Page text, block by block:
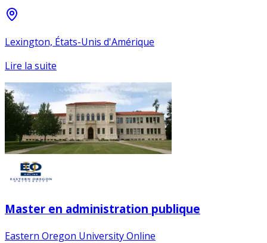
Lexington, États-Unis d'Amérique
Lire la suite
Master en administration publique
Eastern Oregon University Online